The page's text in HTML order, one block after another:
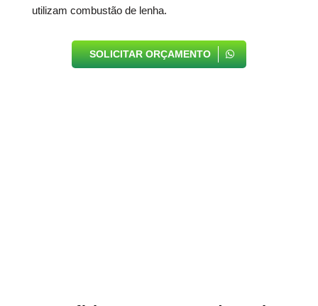
utilizam combustão de lenha.
SOLICITAR ORÇAMENTO